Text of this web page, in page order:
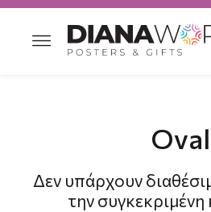
Oval
Δεν υπάρχουν
την συγκεκριμένη